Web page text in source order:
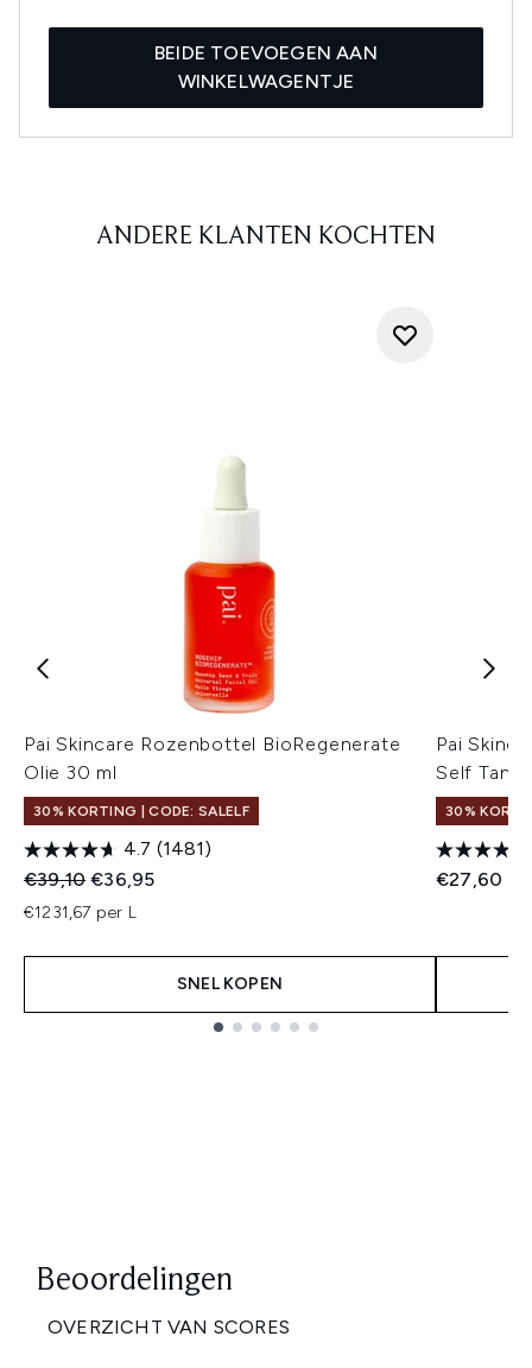
BEIDE TOEVOEGEN AAN
WINKELWAGENTJE
ANDERE KLANTEN KOCHTEN
Pai Skincare Rozenbottel BioRegenerate
Olie 30 ml
30% KORTING | CODE: SALELF
4.7 (1481)
Recommended Retail Price:
€39,10Huidige prijs:
€36,95
€1231,67 per L
SNEL KOPEN
Pai
Self Tan
30%
€27,60